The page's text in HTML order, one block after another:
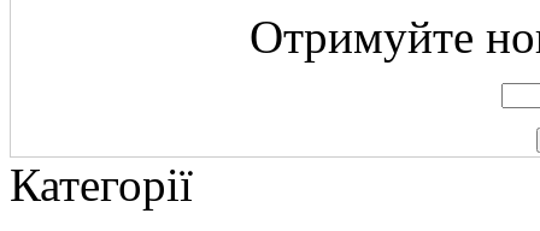
Отримуйте
Категорії